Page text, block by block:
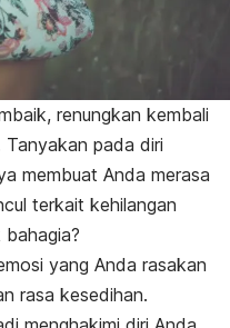
renungkan kembali
pada diri
membuat Anda merasa
terkait kehilangan
yang Anda rasakan
rasa kesedihan.